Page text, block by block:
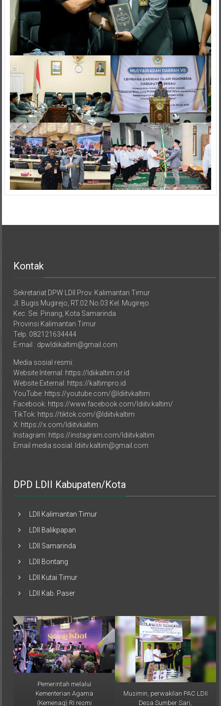
Jl. Bugis Mugirejo, RT.02 No.03 Kel. Mugirejo
Kec. Sei. Pinang, Kota Samarinda
Provinsi Kalimantan Timur
Telp. 082121634444
E-mail : dpwldiikaltim@gmail.com
Website Internal: https://ldiikaltim.or.id
Website External: https://kaltimpro.id
YouTube: https://youtube.com/@ldiitvkaltim
Facebook: https://www.facebook.com/ldiitv.kaltim/
TikTok: https://tiktok.com/@ldiitvkaltim
X: https://x.com/ldiitvkaltim
Instagram: https://instagram.com/ldiitvkaltim
Email media sosial: ldiitv.kaltim@gmail.com
LDII Samarinda
LDII Kutai Timur
Pemerintah melalui
Kementerian Agama
(Kemenag) RI resmi
menetapkan 1 Ramadan 1446
Musimin, perwakilan PAC LDII
Desa Sumber Sari,
menyampaikan bahwa